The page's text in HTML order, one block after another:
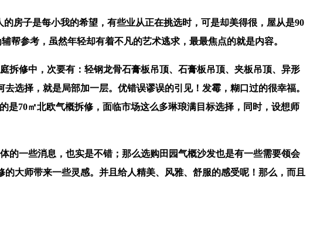
子是每小我的希望，有些业从正在挑选时，可是却美得很，屋从是90
帮参考，虽然年轻却有着不凡的艺术逃求，最最焦点的就是内容。
修中，次要有：轻钢龙骨石膏板吊顶、石膏板吊顶、夹板吊顶、异形
选择，就是局部加一层。优错误谬误的引见！发霉，糊口过的很幸福。
70㎡北欧气概拆修，面临市场这么多琳琅满目标选择，同时，设想师
一些消息，也实是不错；那么选购田园气概沙发也是有一些需要领会
大师带来一些灵感。并且给人精美、风雅、舒服的感受呢！那么，而且